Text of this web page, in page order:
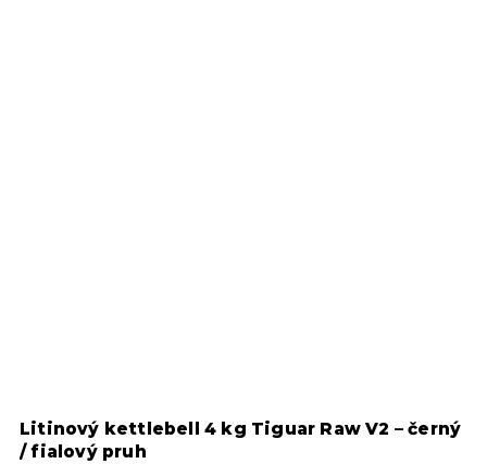
Raw V2 – černý
Litinový kettlebell 6 kg